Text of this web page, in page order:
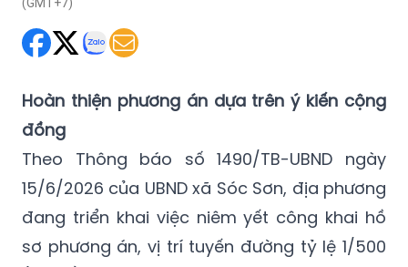
Thứ Hai 22/06/2026 13:46
Hoàn thiện phương án dựa trên ý kiến cộng
đồng
Theo Thông báo số 1490/TB-UBND ngày
15/6/2026 của UBND xã Sóc Sơn, địa phương